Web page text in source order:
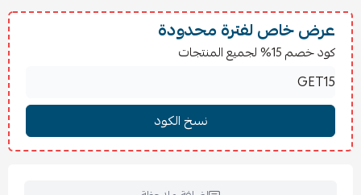
سهل التنظيف ولا يفقد رونقه مع الاستعمال.
عرض خاص لفترة محدودة
كود خصم 15% لجميع المنتجات